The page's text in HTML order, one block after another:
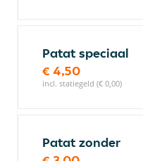
Patat speciaal
€ 4,50
incl. statiegeld (€ 0,00)
Patat zonder